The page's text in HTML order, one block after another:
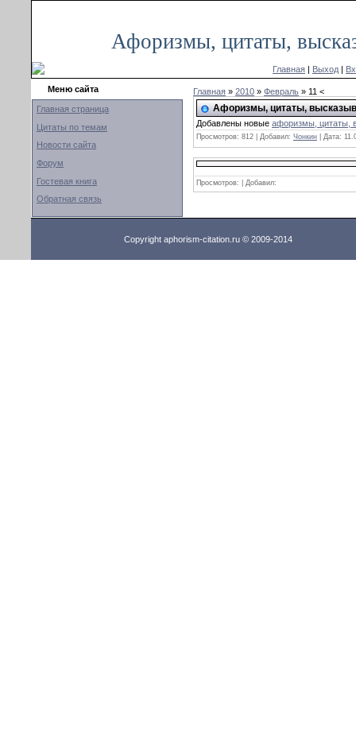
Афоризмы, цитаты,
Главная | Выход |
Меню сайта
Главная страница
Цитаты по темам
Новости сайта
Форум
Гостевая книга
Обратная связь
Главная » 2010 » Февраль » 11 <
Афоризмы, цитаты,
Добавлены новые афоризмы, цитаты,
Просмотров: 812 Добавил: Чонкин Дата:
Просмотров: | Добавил:
Copyright aphorism-citation.ru © 2009-2014